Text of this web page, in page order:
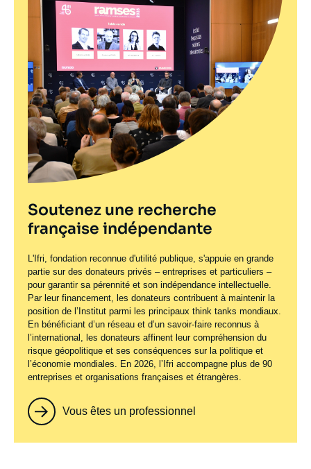
Soutenez une recherche
française indépendante
L'Ifri, fondation reconnue d'utilité publique, s'appuie en grande
partie sur des donateurs privés – entreprises et particuliers –
pour garantir sa pérennité et son indépendance intellectuelle.
Par leur financement, les donateurs contribuent à maintenir la
position de l’Institut parmi les principaux think tanks mondiaux.
En bénéficiant d’un réseau et d’un savoir-faire reconnus à
l’international, les donateurs affinent leur compréhension du
risque géopolitique et ses conséquences sur la politique et
l’économie mondiales. En 2026, l’Ifri accompagne plus de 90
entreprises et organisations françaises et étrangères.
Vous êtes un professionnel